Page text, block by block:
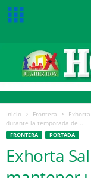
Inicio Frontera
durante la temporada de...
FRONTERA PORTADA
Exhorta